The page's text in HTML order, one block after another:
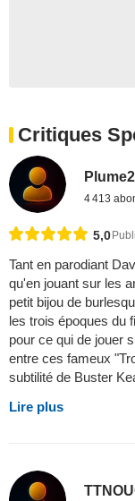
Critiques
4 413
5,0
Tant en parodiant
qu'en jouant sur les
petit bijou de
les trois époques du
pour ce qui de jouer
entre ces fameux
subtilité de Buster
Lire plus